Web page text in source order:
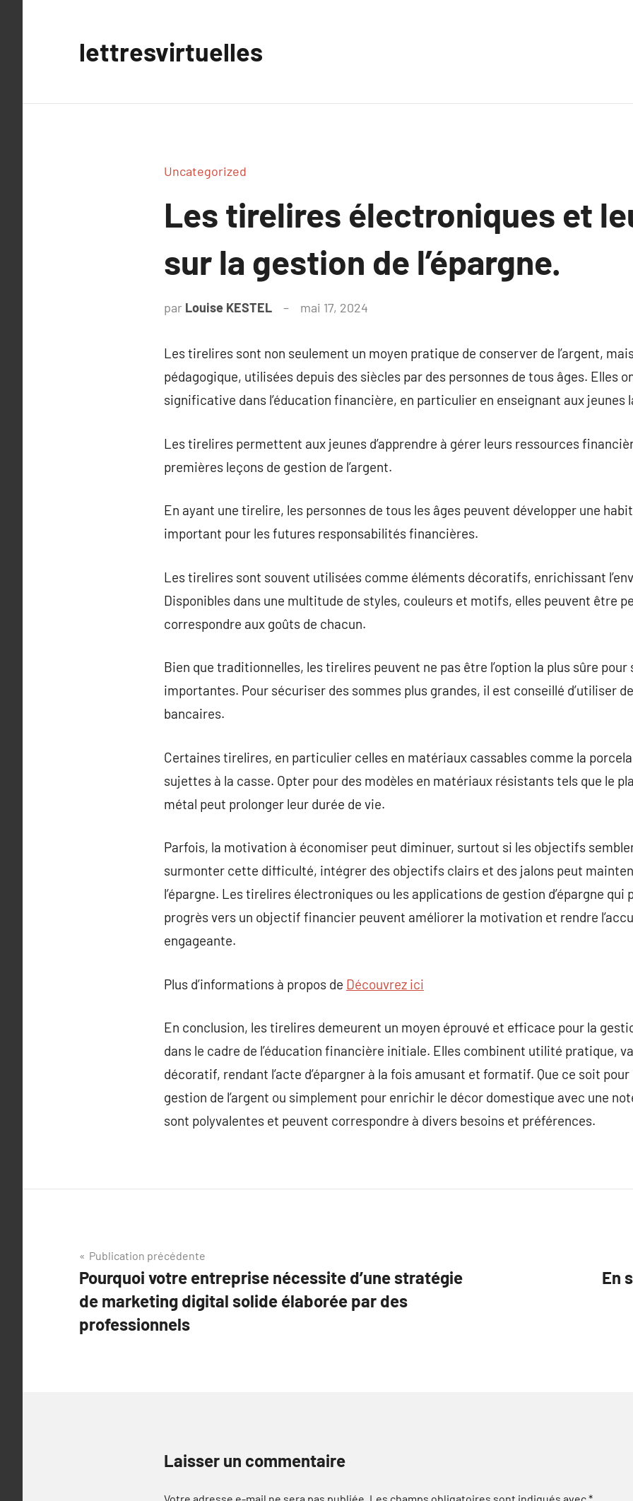
lettresvirtuelles
Uncategorized
Les tirelires électroniques et
sur la gestion de l’épargne.
par Louise KESTEL mai 17, 2024
Les tirelires sont non seulement un moyen pratique de conserver de l’argent,
pédagogique, utilisées depuis des siècles par des personnes de tous âges. Elles
significative dans l’éducation financière, en particulier en enseignant aux jeunes
Les tirelires permettent aux jeunes d’apprendre à gérer leurs ressources
premières leçons de gestion de l’argent.
En ayant une tirelire, les personnes de tous les âges peuvent développer une
important pour les futures responsabilités financières.
Les tirelires sont souvent utilisées comme éléments décoratifs, enrichissant
Disponibles dans une multitude de styles, couleurs et motifs, elles peuvent être
correspondre aux goûts de chacun.
Bien que traditionnelles, les tirelires peuvent ne pas être l’option la plus sûre
importantes. Pour sécuriser des sommes plus grandes, il est conseillé d’utiliser
bancaires.
Certaines tirelires, en particulier celles en matériaux cassables comme la
sujettes à la casse. Opter pour des modèles en matériaux résistants tels que le
métal peut prolonger leur durée de vie.
Parfois, la motivation à économiser peut diminuer, surtout si les objectifs
surmonter cette difficulté, intégrer des objectifs clairs et des jalons peut
l’épargne. Les tirelires électroniques ou les applications de gestion d’épargne
progrès vers un objectif financier peuvent améliorer la motivation et rendre
engageante.
Plus d’informations à propos de Découvrez ici
En conclusion, les tirelires demeurent un moyen éprouvé et efficace pour la
dans le cadre de l’éducation financière initiale. Elles combinent utilité pratique,
décoratif, rendant l’acte d’épargner à la fois amusant et formatif. Que ce soit
gestion de l’argent ou simplement pour enrichir le décor domestique avec une
sont polyvalentes et peuvent correspondre à divers besoins et préférences.
Navigation
de
l’article
Publication précédente
Pourquoi votre entreprise nécessite d’une stratégie
de marketing digital solide élaborée par des
professionnels
En
Laisser un commentaire